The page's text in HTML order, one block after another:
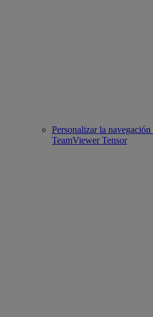
Personalizar la
TeamViewer Tensor